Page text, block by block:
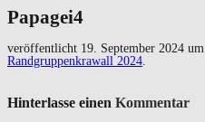
Papagei4
veröffentlicht 19. September 2024 um
Randgruppenkrawall 2024.
Hinterlasse einen Kommentar